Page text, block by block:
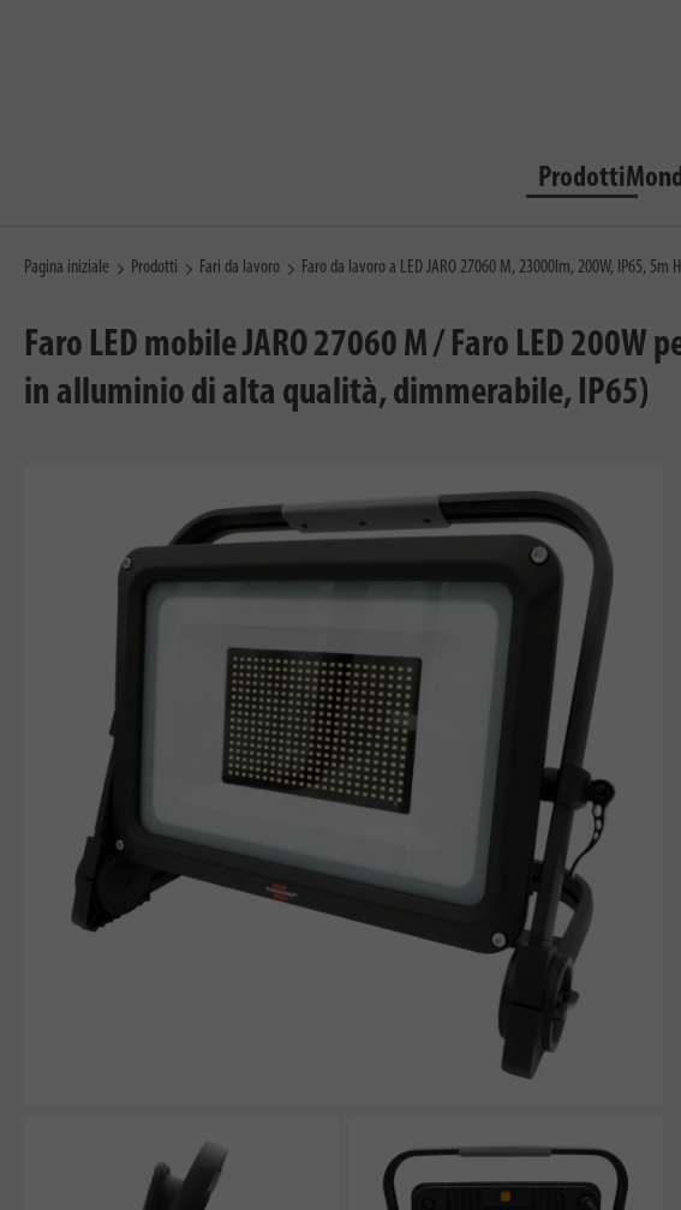
Prodotti
Pagina iniziale Prodotti Fari da lavoro Faro da lavoro a LED JARO 27060 M, 23000lm, 200W, IP65, 5m
Faro LED mobile JARO 27060 M / Faro LED
in alluminio di alta qualità, dimmerabile, IP65)